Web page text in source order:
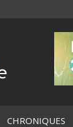
CHRONIQUES